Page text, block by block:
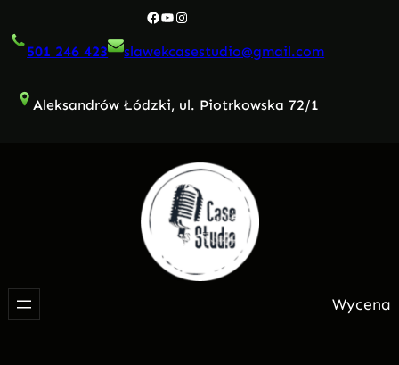
do
Facebook
YouTube
Instagram
501 246 423 slawekcasestudio@gmail.com
Aleksandrów Łódzki, ul. Piotrkowska 72/1
Wycena